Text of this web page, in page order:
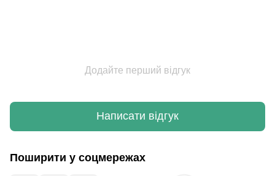
Додайте перший відгук
Написати відгук
Поширити у соцмережах